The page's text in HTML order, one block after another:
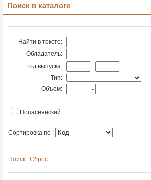
Поиск в каталоге
Найти в тексте:
Обладатель:
Год выпуска:
-
Тип:
Объем:
-
Попаснянский
Сортировка по :
Поиск Сброс